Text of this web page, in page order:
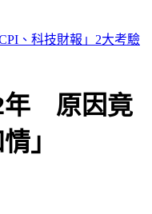
縣市達停班課標準
年 原因竟
」